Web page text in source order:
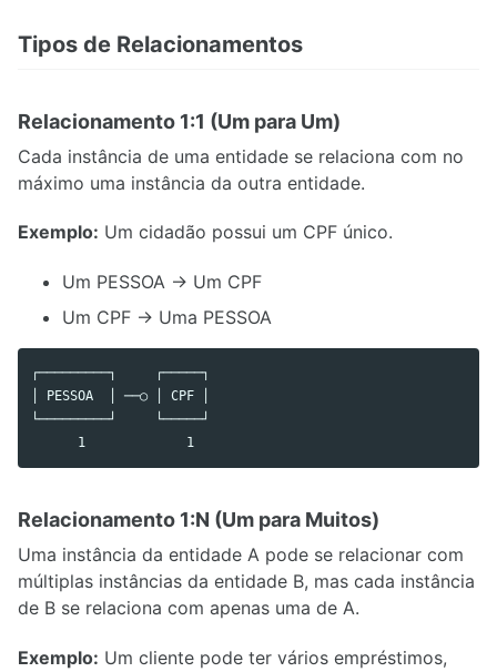
Tipos de Relacionamentos
Relacionamento 1:1 (Um para Um)
Cada instância de uma entidade se relaciona com no
máximo uma instância da outra entidade.
Exemplo: Um cidadão possui um CPF único.
Um PESSOA → Um CPF
Um CPF → Uma PESSOA
┌─────────┐     ┌─────┐
│ PESSOA  │ ──○ │ CPF │
└─────────┘     └─────┘
Relacionamento 1:N (Um para Muitos)
Uma instância da entidade A pode se relacionar com
múltiplas instâncias da entidade B, mas cada instância
de B se relaciona com apenas uma de A.
Exemplo: Um cliente pode ter vários empréstimos,